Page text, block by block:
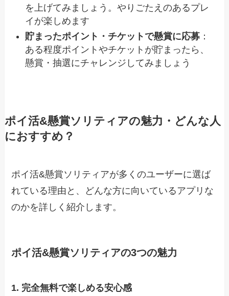
を上げてみましょう。やりごたえのあるプレ
イが楽しめます
貯まったポイント・チケットで懸賞に応募 ：
ある程度ポイントやチケットが貯まったら、
懸賞・抽選にチャレンジしてみましょう
ポイ活&懸賞ソリティアの魅力・どんな人
におすすめ？
ポイ活&懸賞ソリティアが多くのユーザーに選ば
れている理由と、どんな方に向いているアプリな
のかを詳しく紹介します。
ポイ活&懸賞ソリティアの3つの魅力
1. 完全無料で楽しめる安心感